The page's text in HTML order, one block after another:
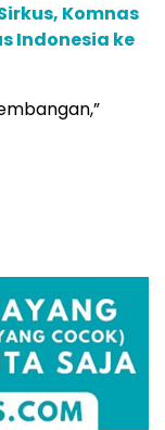
Komnas
Indonesia ke